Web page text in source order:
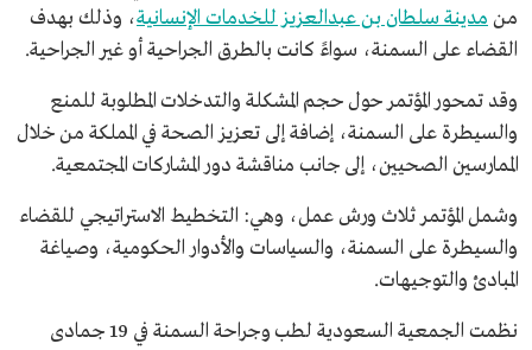
من مدينة سلطان بن عبدالعزيز للخدمات الإنسانية، وذلك بهدف
القضاء على السمنة، سواءً كانت بالطرق الجراحية أو غير الجراحية.
وقد تمحور المؤتمر حول حجم المشكلة والتدخلات المطلوبة للمنع
والسيطرة على السمنة، إضافة إلى تعزيز الصحة في المملكة من خلال
الممارسين الصحيين، إلى جانب مناقشة دور المشاركات المجتمعية.
وشمل المؤتمر ثلاث ورش عمل، وهي: التخطيط الاستراتيجي للقضاء
والسيطرة على السمنة، والسياسات والأدوار الحكومية، وصياغة
المبادئ والتوجيهات.
نظمت الجمعية السعودية لطب وجراحة السمنة في 19 جمادى